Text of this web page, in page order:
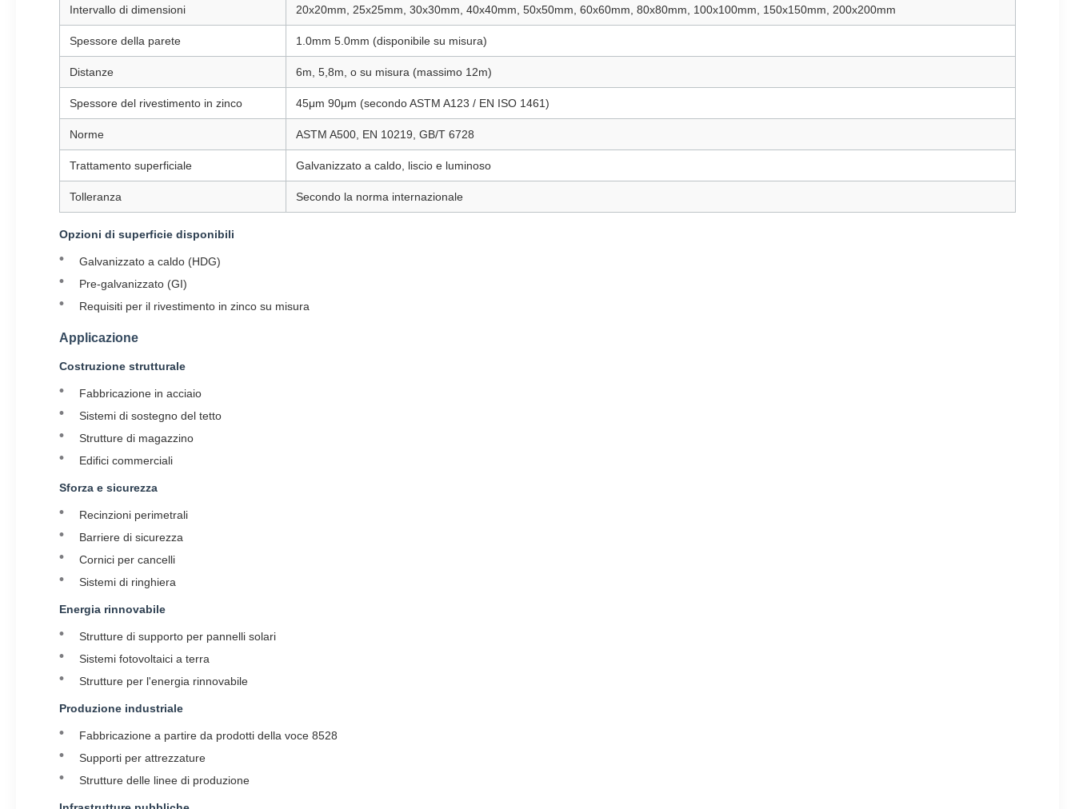
Intervallo di dimensioni 20x20mm, 25x25mm, 30x30mm, 40x40mm, 50x50mm, 60x60mm, 80x80mm, 100x100mm, 150x150mm, 200x200mm
Spessore della parete 1.0mm 5.0mm (disponibile su misura)
Distanze 6m, 5,8m, o su misura (massimo 12m)
Spessore del rivestimento in zinco 45μm 90μm (secondo ASTM A123 / EN ISO 1461)
Norme ASTM A500, EN 10219, GB/T 6728
Trattamento superficiale Galvanizzato a caldo, liscio e luminoso
Tolleranza Secondo la norma internazionale
Opzioni di superficie disponibili
Galvanizzato a caldo (HDG)
Pre-galvanizzato (GI)
Requisiti per il rivestimento in zinco su misura
Applicazione
Costruzione strutturale
Fabbricazione in acciaio
Sistemi di sostegno del tetto
Strutture di magazzino
Edifici commerciali
Sforza e sicurezza
Recinzioni perimetrali
Barriere di sicurezza
Cornici per cancelli
Sistemi di ringhiera
Energia rinnovabile
Strutture di supporto per pannelli solari
Sistemi fotovoltaici a terra
Strutture per l'energia rinnovabile
Produzione industriale
Fabbricazione a partire da prodotti della voce 8528
Supporti per attrezzature
Strutture delle linee di produzione